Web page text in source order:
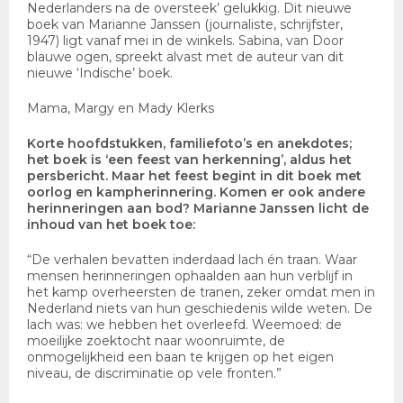
Nederlanders na de oversteek’ gelukkig. Dit nieuwe
boek van Marianne Janssen (journaliste, schrijfster,
1947) ligt vanaf mei in de winkels. Sabina, van Door
blauwe ogen, spreekt alvast met de auteur van dit
nieuwe ‘Indische’ boek.
Mama, Margy en Mady Klerks
Korte hoofdstukken, familiefoto’s en anekdotes;
het boek is ‘een feest van herkenning’, aldus het
persbericht. Maar het feest begint in dit boek met
oorlog en kampherinnering. Komen er ook andere
herinneringen aan bod? Marianne Janssen licht de
inhoud van het boek toe:
“De verhalen bevatten inderdaad lach én traan. Waar
mensen herinneringen ophaalden aan hun verblijf in
het kamp overheersten de tranen, zeker omdat men in
Nederland niets van hun geschiedenis wilde weten. De
lach was: we hebben het overleefd. Weemoed: de
moeilijke zoektocht naar woonruimte, de
onmogelijkheid een baan te krijgen op het eigen
niveau, de discriminatie op vele fronten.”